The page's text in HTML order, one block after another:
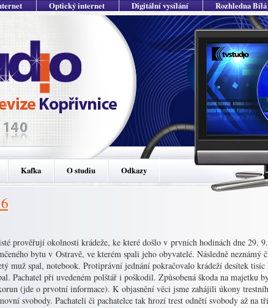
Optický internet Digitální vysílání Rozhledna
Kafka O studiu Odkazy
prověřují okolnosti krádeže, ke které došlo v prvních hodinách dne 29.
bytu v Ostravě, ve kterém spali jeho obyvatelé. Následně neznámý
muž spal, notebook. Protiprávní jednání pokračovalo krádeží desítek
Pachatel při uvedeném polštář i poškodil. Způsobená škoda na majetku
(jde o prvotní informace). K objasnění věci jsme zahájili úkony
svobody. Pachateli či pachatelce tak hrozí trest odnětí svobody až na